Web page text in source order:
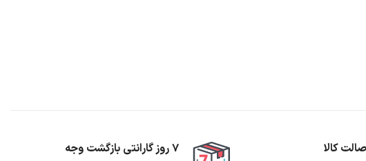
کالا 7 روز گارانتی بازگشت وجه